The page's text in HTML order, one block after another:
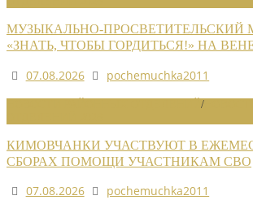
МУЗЫКАЛЬНО-ПРОСВЕТИТЕЛЬСКИЙ
«ЗНАТЬ, ЧТОБЫ ГОРДИТЬСЯ!» НА
07.08.2026
pochemuchka2011
/
КИМОВЧАНКИ УЧАСТВУЮТ В
СБОРАХ ПОМОЩИ УЧАСТНИКАМ СВО
07.08.2026
pochemuchka2011